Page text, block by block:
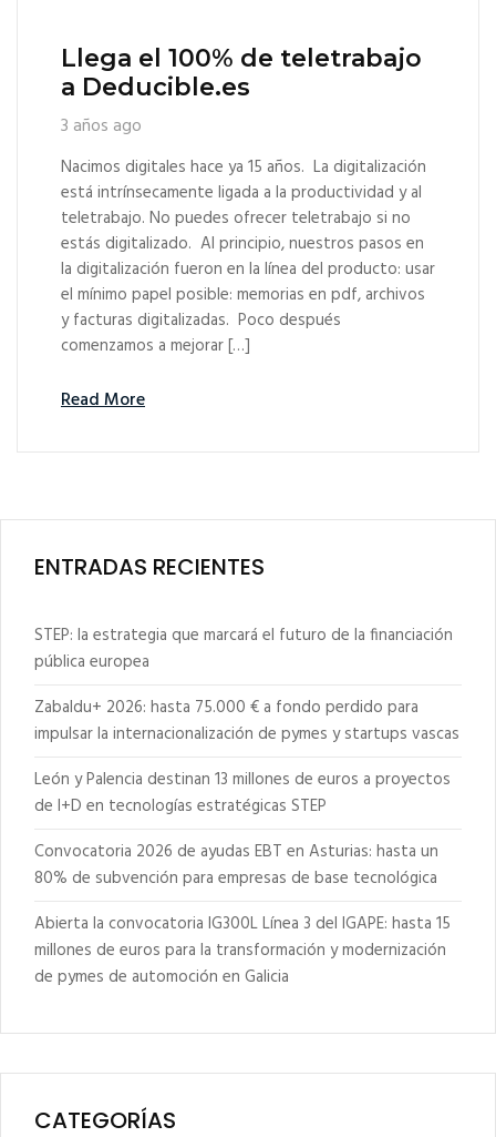
Llega el 100% de teletrabajo
a Deducible.es
3 años ago
Nacimos digitales hace ya 15 años. La digitalización
está intrínsecamente ligada a la productividad y al
teletrabajo. No puedes ofrecer teletrabajo si no
estás digitalizado. Al principio, nuestros pasos en
la digitalización fueron en la línea del producto: usar
el mínimo papel posible: memorias en pdf, archivos
y facturas digitalizadas. Poco después
comenzamos a mejorar […]
Read More
ENTRADAS RECIENTES
STEP: la estrategia que marcará el futuro de la financiación
pública europea
Zabaldu+ 2026: hasta 75.000 € a fondo perdido para
impulsar la internacionalización de pymes y startups vascas
León y Palencia destinan 13 millones de euros a proyectos
de I+D en tecnologías estratégicas STEP
Convocatoria 2026 de ayudas EBT en Asturias: hasta un
80% de subvención para empresas de base tecnológica
Abierta la convocatoria IG300L Línea 3 del IGAPE: hasta 15
millones de euros para la transformación y modernización
de pymes de automoción en Galicia
CATEGORÍAS